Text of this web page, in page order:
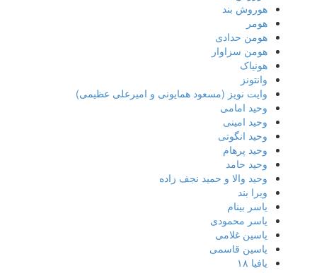
هوروش بند
هومر
هومن حدادی
هومن سزاوار
هونیاک
وانتونز
وایت نویز (مسعود همایونی و امیرعلی عظیمی)
وحید امامی
وحید امینی
وحید انگوتی
وحید پرهام
وحید حامد
وحید والا و حمید نجف زاده
ویرا بند
یاسر بینام
یاسر محمودی
یاسین غلامی
یاسین قاسمی
یافیا ۱۸